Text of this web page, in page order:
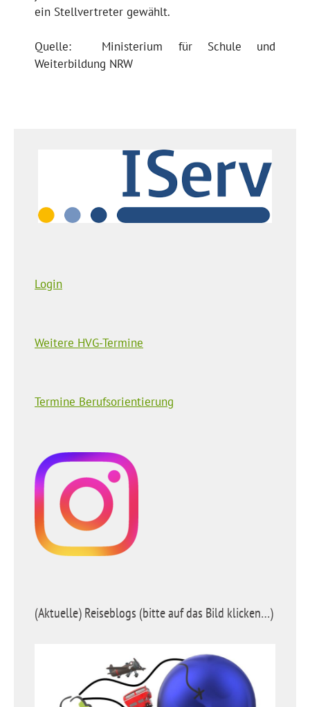
ein Stellvertreter gewählt.
Quelle: Ministerium für Schule und
Weiterbildung NRW
Login
Weitere HVG-Termine
Termine Berufsorientierung
(Aktuelle) Reiseblogs (bitte auf das Bild klicken…)